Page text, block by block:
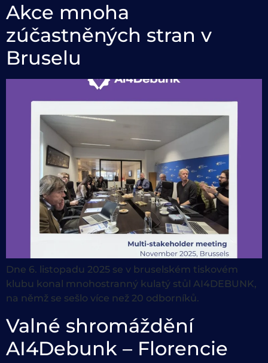
Akce mnoha
zúčastněných stran v
Bruselu
Dne 6. listopadu 2025 se v bruselském tiskovém
klubu konal mnohostranný kulatý stůl AI4DEBUNK,
na němž se sešlo více než 20 odborníků.
Valné shromáždění
AI4Debunk – Florencie